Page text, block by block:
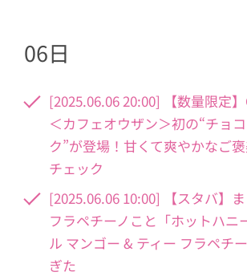
06日
[2025.06.06 20:00] 【数量限定】
＜カフェオウザン＞初の“チョ
ク”が登場！甘くて爽やかなご
チェック
[2025.06.06 10:00] 【スタバ】
フラペチーノこと「ホットハニ
ル マンゴー & ティー フラペチ
ぎた